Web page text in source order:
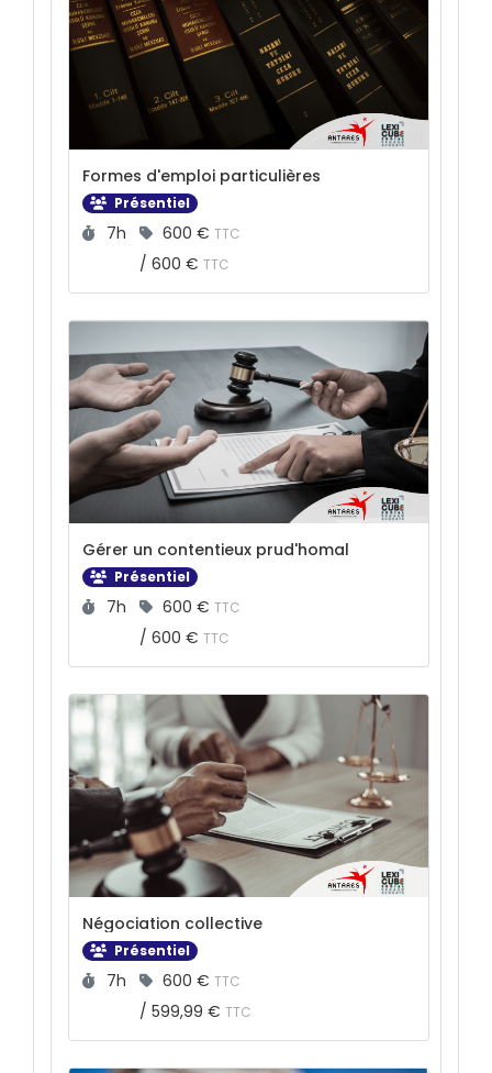
Formes d'emploi particulières
Présentiel
Durée :
7h Prix :
600 € TTC
/ 600 € TTC
Gérer un contentieux prud'homal
Présentiel
Durée :
7h Prix :
600 € TTC
/ 600 € TTC
Négociation collective
Présentiel
Durée :
7h Prix :
600 € TTC
/ 599,99 € TTC